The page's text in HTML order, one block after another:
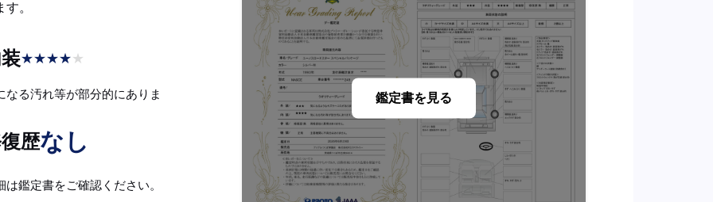
。
★★★★★
なる汚れ等が部分的にありま
歴なし
は鑑定書をご確認ください。
鑑定書を見る